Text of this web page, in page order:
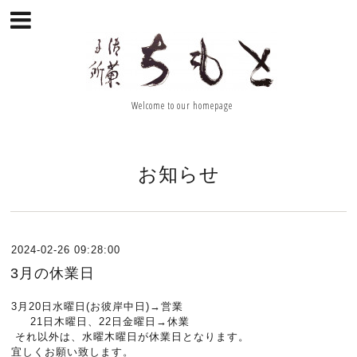
Welcome to our homepage
お知らせ
2024-02-26 09:28:00
3月の休業日
3月20日水曜日(お彼岸中日)→営業
21日木曜日、22日金曜日→休業
それ以外は、水曜木曜日が休業日となります。
宜しくお願い致します。